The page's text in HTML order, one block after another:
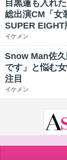
目黒蓮も入れ
総出演CM「女
SUPER EIGHT
イケメン
Snow Man佐
です」と悩む
注目
イケメン